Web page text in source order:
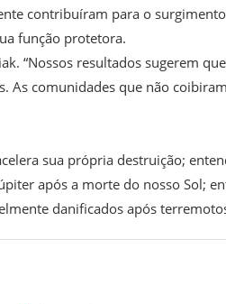
contribuíram para o
função protetora.
“Nossos resultados sugerem
As comunidades que não
sua própria destruição;
após a morte do nosso Sol;
danificados após